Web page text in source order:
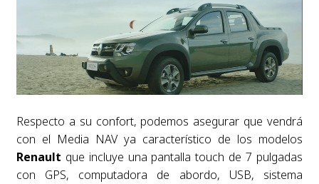
Respecto a su confort, podemos asegurar que vendrá
con el Media NAV ya característico de los modelos
Renault que incluye una pantalla touch de 7 pulgadas
con GPS, computadora de abordo, USB, sistema